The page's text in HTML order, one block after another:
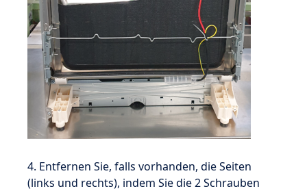
4. Entfernen Sie, falls vorhanden, die Seiten
(links und rechts), indem Sie die 2 Schrauben